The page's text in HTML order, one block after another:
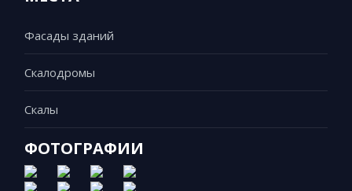
Фасады зданий
Скалодромы
Скалы
ФОТОГРАФИИ